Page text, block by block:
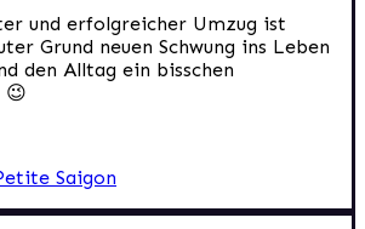
und erfolgreicher Umzug ist
Grund neuen Schwung ins Leben
den Alltag ein bisschen
😉
Saigon